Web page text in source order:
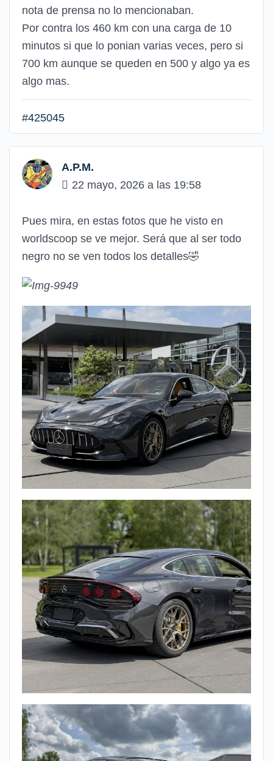
nota de prensa no lo mencionaban.
Por contra los 460 km con una carga de 10
minutos si que lo ponian varias veces, pero si
700 km aunque se queden en 500 y algo ya es
algo mas.
#425045
A.P.M.
22 mayo, 2026 a las 19:58
Pues mira, en estas fotos que he visto en
worldscoop se ve mejor. Será que al ser todo
negro no se ven todos los detalles🤣